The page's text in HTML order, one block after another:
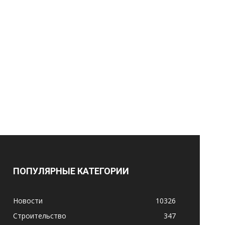
ПОПУЛЯРНЫЕ КАТЕГОРИИ
Новости
10326
Строительство
347